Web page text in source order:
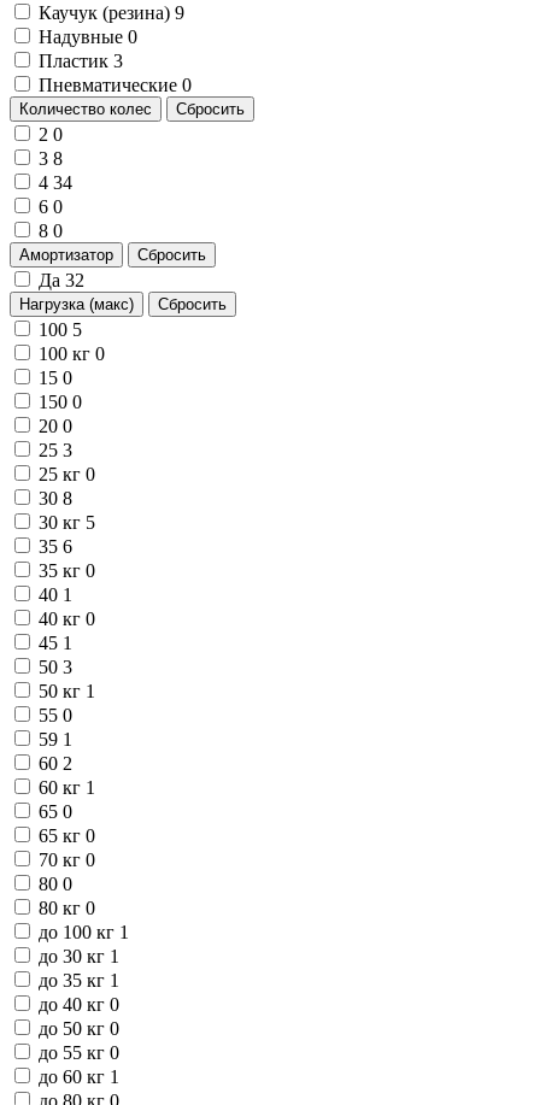
Каучук (резина) 9
Надувные 0
Пластик 3
Пневматические 0
Количество колес Сбросить
2 0
3 8
4 34
6 0
8 0
Амортизатор Сбросить
Да 32
Нагрузка (макс) Сбросить
100 5
100 кг 0
15 0
150 0
20 0
25 3
25 кг 0
30 8
30 кг 5
35 6
35 кг 0
40 1
40 кг 0
45 1
50 3
50 кг 1
55 0
59 1
60 2
60 кг 1
65 0
65 кг 0
70 кг 0
80 0
80 кг 0
до 100 кг 1
до 30 кг 1
до 35 кг 1
до 40 кг 0
до 50 кг 0
до 55 кг 0
до 60 кг 1
до 80 кг 0